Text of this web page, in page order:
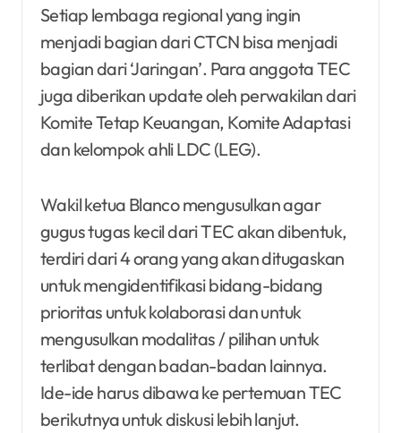
Setiap lembaga regional yang ingin
menjadi bagian dari CTCN bisa menjadi
bagian dari ‘Jaringan’. Para anggota TEC
juga diberikan update oleh perwakilan dari
Komite Tetap Keuangan, Komite Adaptasi
dan kelompok ahli LDC (LEG).
Wakil ketua Blanco mengusulkan agar
gugus tugas kecil dari TEC akan dibentuk,
terdiri dari 4 orang yang akan ditugaskan
untuk mengidentifikasi bidang-bidang
prioritas untuk kolaborasi dan untuk
mengusulkan modalitas / pilihan untuk
terlibat dengan badan-badan lainnya.
Ide-ide harus dibawa ke pertemuan TEC
berikutnya untuk diskusi lebih lanjut.